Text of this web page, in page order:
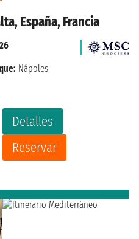
España, Francia
Detalles
Reservar
Nápoles